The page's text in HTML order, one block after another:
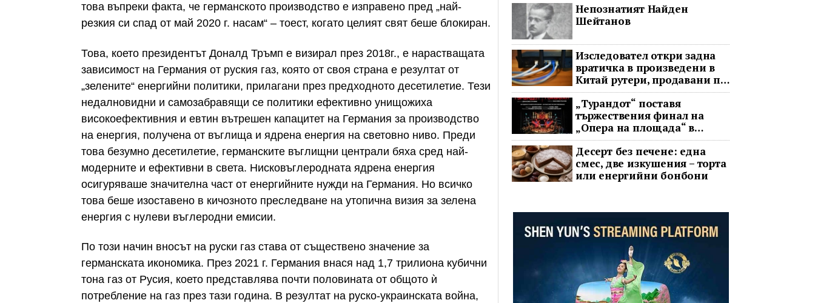
това въпреки факта, че германското производство е изправено пред „най-
резкия си спад от май 2020 г. насам“ – тоест, когато целият свят беше блокиран.
Това, което президентът Доналд Тръмп е визирал през 2018г., е нарастващата
зависимост на Германия от руския газ, която от своя страна е резултат от
„зелените“ енергийни политики, прилагани през предходното десетилетие. Тези
недалновидни и самозабравящи се политики ефективно унищожиха
високоефективния и евтин вътрешен капацитет на Германия за производство
на енергия, получена от въглища и ядрена енергия на световно ниво. Преди
това безумно десетилетие, германските въглищни централи бяха сред най-
модерните и ефективни в света. Нисковъглеродната ядрена енергия
осигуряваше значителна част от енергийните нужди на Германия. Но всичко
това беше изоставено в кичозното преследване на утопична визия за зелена
енергия с нулеви въглеродни емисии.
По този начин вносът на руски газ става от съществено значение за
германската икономика. През 2021 г. Германия внася над 1,7 трилиона кубични
тона газ от Русия, което представлява почти половината от общото ѝ
потребление на газ през тази година. В резултат на руско-украинската война,
Непознатият Найден
Шейтанов
Изследовател откри задна
вратичка в произведени в
Китай рутери, продавани по
целия свят
„Турандот“ поставя
тържествения финал на
„Опера на площада“ в
София
Десерт без печене: една
смес, две изкушения – торта
или енергийни бонбони